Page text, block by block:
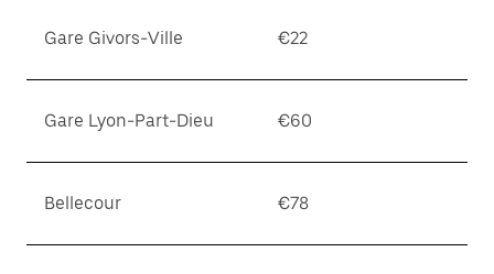
Gare Givors-Ville €22
Gare Lyon-Part-Dieu €60
Bellecour €78